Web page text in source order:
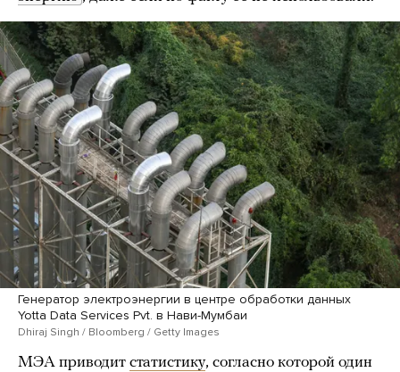
Генератор электроэнергии в центре обработки данных
Yotta Data Services Pvt. в Нави-Мумбаи
Dhiraj Singh / Bloomberg / Getty Images
МЭА приводит статистику, согласно которой один